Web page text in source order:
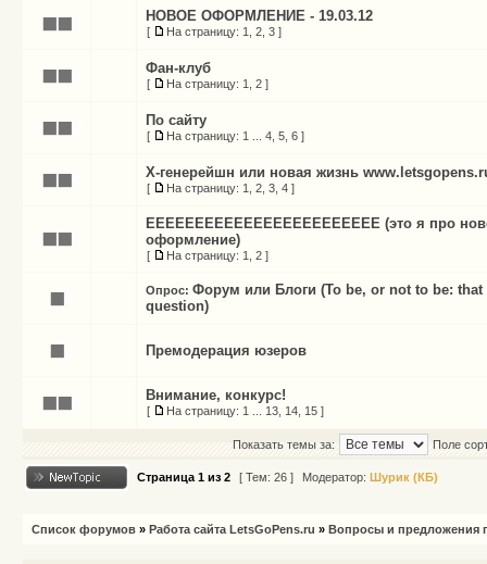
НОВОЕ ОФОРМЛЕНИЕ - 19.03.12
[ На страницу: 1 2 3 ]
Фан-клуб
[ На страницу: 1 2 ]
По сайту
[ На страницу: 1 4 5 6 ]
X-генерейшн или новая жизнь
[ На страницу: 1 2 3 4 ]
ЕЕЕЕЕЕЕЕЕЕЕЕЕЕЕЕЕЕЕЕЕЕЕЕ (это я про
оформление)
[ На страницу: 1 2 ]
Опрос: Форум или Блоги (To be, or not to be: that
question)
Премодерация юзеров
Внимание, конкурс!
[ На страницу: 1 13 14 15 ]
Показать темы за: Поле
Страница 1 из 2 [ Тем: 26 ] Модератор: Шурик (КБ)
Список форумов » Работа сайта LetsGoPens.ru » Вопросы и предложения